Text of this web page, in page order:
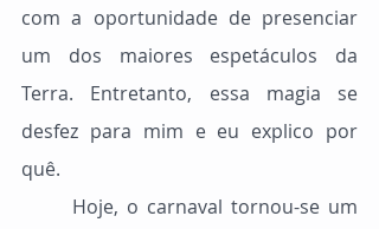
com a oportunidade de presenciar
um dos maiores espetáculos da
Terra. Entretanto, essa magia se
desfez para mim e eu explico por
quê.